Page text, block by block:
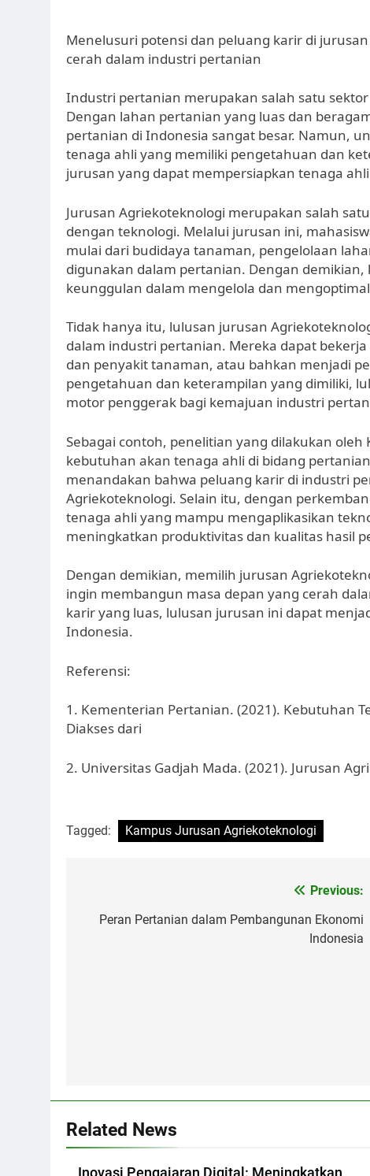
Menelusuri potensi dan peluang karir di
cerah dalam industri pertanian
Industri pertanian merupakan salah satu
Dengan lahan pertanian yang luas dan
pertanian di Indonesia sangat besar. Namun,
tenaga ahli yang memiliki pengetahuan dan
jurusan yang dapat mempersiapkan tenaga
Jurusan Agriekoteknologi merupakan salah
dengan teknologi. Melalui jurusan ini,
mulai dari budidaya tanaman, pengelolaan
digunakan dalam pertanian. Dengan
keunggulan dalam mengelola dan
Tidak hanya itu, lulusan jurusan
dalam industri pertanian. Mereka dapat
dan penyakit tanaman, atau bahkan menjadi
pengetahuan dan keterampilan yang dimiliki,
motor penggerak bagi kemajuan industri
Sebagai contoh, penelitian yang dilakukan
kebutuhan akan tenaga ahli di bidang
menandakan bahwa peluang karir di industri
Agriekoteknologi. Selain itu, dengan
tenaga ahli yang mampu mengaplikasikan
meningkatkan produktivitas dan kualitas hasil
Dengan demikian, memilih jurusan
ingin membangun masa depan yang cerah
karir yang luas, lulusan jurusan ini dapat
Indonesia.
Referensi:
1. Kementerian Pertanian. (2021). Kebutuhan
Diakses dari
2. Universitas Gadjah Mada. (2021). Jurusan
Tagged: Kampus Jurusan Agriekoteknologi
navigation
Previous:
Peran Pertanian dalam Pembangunan Ekonomi
Indonesia
Related News